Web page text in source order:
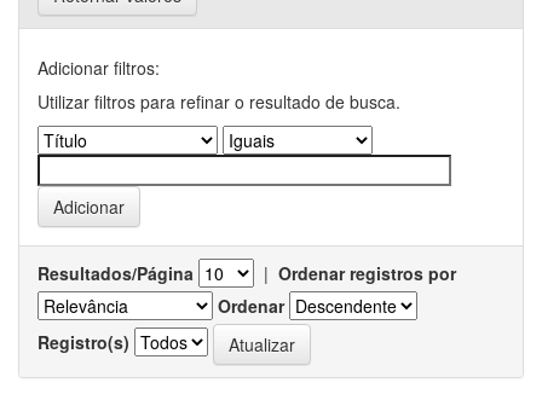
Adicionar filtros:
Utilizar filtros para refinar o resultado de busca.
Resultados/Página | Ordenar registros por
Ordenar
Registro(s)